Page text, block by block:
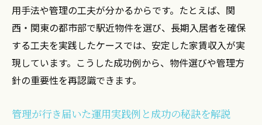
用手法や管理の工夫が分かるからです。たとえば、関
西・関東の都市部で駅近物件を選び、長期入居者を確保
する工夫を実践したケースでは、安定した家賃収入が実
現しています。こうした成功例から、物件選びや管理方
針の重要性を再認識できます。
管理が行き届いた運用実践例と成功の秘訣を解説